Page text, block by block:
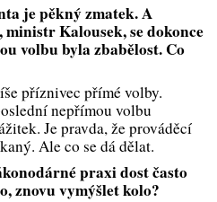
je pěkný zmatek. A
Kalousek, se dokonce
volbu byla zbabělost. Co
příznivec přímé volby.
nepřímou volbu
Je pravda, že prováděcí
Ale co se dá dělat.
praxi dost často
znovu vymýšlet kolo?